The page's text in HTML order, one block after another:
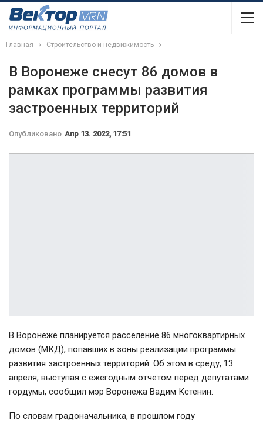
Главная Строительство и недвижимость
В Воронеже снесут 86 домов в
рамках программы развития
застроенных территорий
Опубликовано Апр 13. 2022, 17:51
В Воронеже планируется расселение 86 многоквартирных
домов (МКД), попавших в зоны реализации программы
развития застроенных территорий. Об этом в среду, 13
апреля, выступая с ежегодным отчетом перед депутатами
гордумы, сообщил мэр Воронежа Вадим Кстенин.
По словам градоначальника, в прошлом году